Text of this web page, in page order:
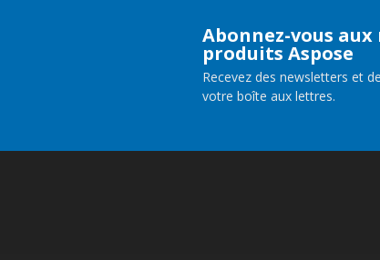
Abonnez-vous aux
produits Aspose
Recevez des newsletters et
votre boîte aux lettres.